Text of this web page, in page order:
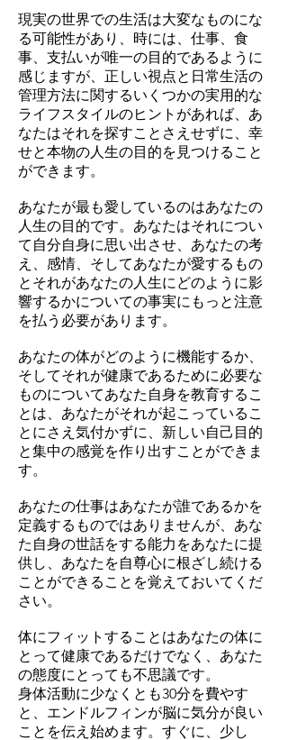
現実の世界での生活は大変なものにな
る可能性があり、時には、仕事、食
事、支払いが唯一の目的であるように
感じますが、正しい視点と日常生活の
管理方法に関するいくつかの実用的な
ライフスタイルのヒントがあれば、あ
なたはそれを探すことさえせずに、幸
せと本物の人生の目的を見つけること
ができます。
あなたが最も愛しているのはあなたの
人生の目的です。あなたはそれについ
て自分自身に思い出させ、あなたの考
え、感情、そしてあなたが愛するもの
とそれがあなたの人生にどのように影
響するかについての事実にもっと注意
を払う必要があります。
あなたの体がどのように機能するか、
そしてそれが健康であるために必要な
ものについてあなた自身を教育するこ
とは、あなたがそれが起こっているこ
とにさえ気付かずに、新しい自己目的
と集中の感覚を作り出すことができま
す。
あなたの仕事はあなたが誰であるかを
定義するものではありませんが、あな
た自身の世話をする能力をあなたに提
供し、あなたを自尊心に根ざし続ける
ことができることを覚えておいてくだ
さい。
体にフィットすることはあなたの体に
とって健康であるだけでなく、あなた
の態度にとっても不思議です。
身体活動に少なくとも30分を費やす
と、エンドルフィンが脳に気分が良い
ことを伝え始めます。すぐに、少し